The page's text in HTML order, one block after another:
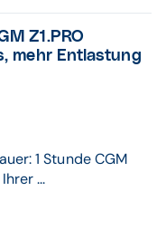
Z1.PRO
mehr Entlastung
1 Stunde CGM
...